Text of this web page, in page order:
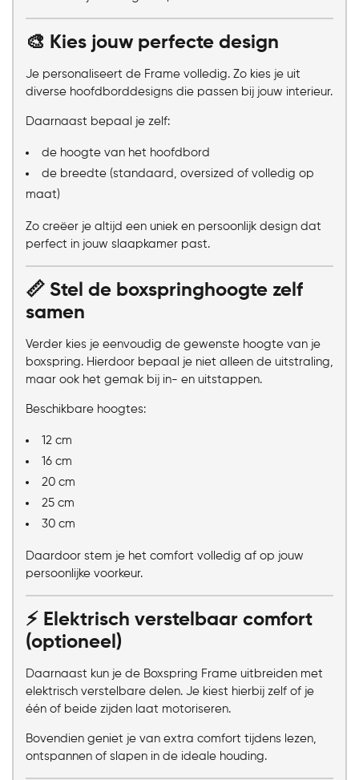
🎨 Kies jouw perfecte design
Je personaliseert de Frame volledig. Zo kies je uit
diverse hoofdborddesigns die passen bij jouw interieur.
Daarnaast bepaal je zelf:
de hoogte van het hoofdbord
de breedte (standaard, oversized of volledig op
maat)
Zo creëer je altijd een uniek en persoonlijk design dat
perfect in jouw slaapkamer past.
📏 Stel de boxspringhoogte zelf
samen
Verder kies je eenvoudig de gewenste hoogte van je
boxspring. Hierdoor bepaal je niet alleen de uitstraling,
maar ook het gemak bij in- en uitstappen.
Beschikbare hoogtes:
12 cm
16 cm
20 cm
25 cm
30 cm
Daardoor stem je het comfort volledig af op jouw
persoonlijke voorkeur.
⚡ Elektrisch verstelbaar comfort
(optioneel)
Daarnaast kun je de Boxspring Frame uitbreiden met
elektrisch verstelbare delen. Je kiest hierbij zelf of je
één of beide zijden laat motoriseren.
Bovendien geniet je van extra comfort tijdens lezen,
ontspannen of slapen in de ideale houding.